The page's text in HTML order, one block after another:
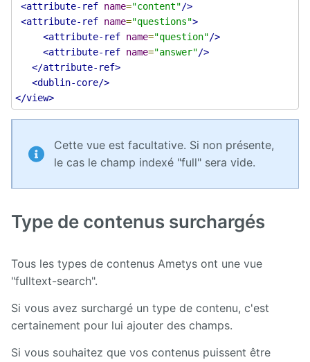
<attribute-ref name="content"/>
<attribute-ref name="questions">
<attribute-ref name="question"/>
<attribute-ref name="answer"/>
</attribute-ref>
<dublin-core/>
</view>
Cette vue est facultative. Si non présente,
le cas le champ indexé "full" sera vide.
Type de contenus surchargés
Tous les types de contenus Ametys ont une vue
"fulltext-search".
Si vous avez surchargé un type de contenu, c'est
certainement pour lui ajouter des champs.
Si vous souhaitez que vos contenus puissent être